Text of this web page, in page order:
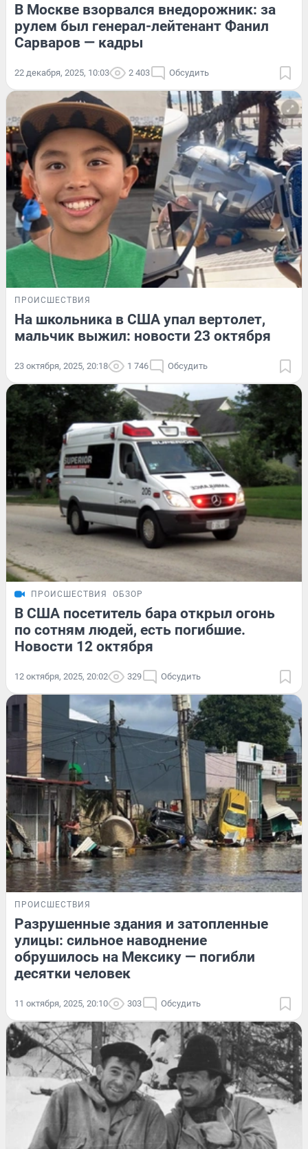
В Москве взорвался внедорожник: за
рулем был генерал-лейтенант Фанил
Сарваров — кадры
22 декабря, 2025, 10:03 2 403 Обсудить
ПРОИСШЕСТВИЯ
На школьника в США упал вертолет,
мальчик выжил: новости 23 октября
23 октября, 2025, 20:18 1 746 Обсудить
ПРОИСШЕСТВИЯ ОБЗОР
В США посетитель бара открыл огонь
по сотням людей, есть погибшие.
Новости 12 октября
12 октября, 2025, 20:02 329 Обсудить
ПРОИСШЕСТВИЯ
Разрушенные здания и затопленные
улицы: сильное наводнение
обрушилось на Мексику — погибли
десятки человек
11 октября, 2025, 20:10 303 Обсудить